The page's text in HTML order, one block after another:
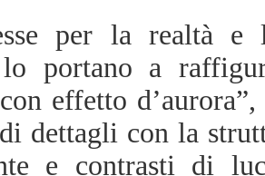
per la realtà e
portano a
effetto
dettagli con la
e contrasti di